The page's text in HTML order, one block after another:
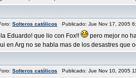
Solteros católicos Publicado: Jue Nov 17, 2005
Eduardo! que lio con Fox!!
pero mejor no
en Arg no se habla mas de los desastres que
Solteros católicos Publicado: Jue Nov 10, 2005